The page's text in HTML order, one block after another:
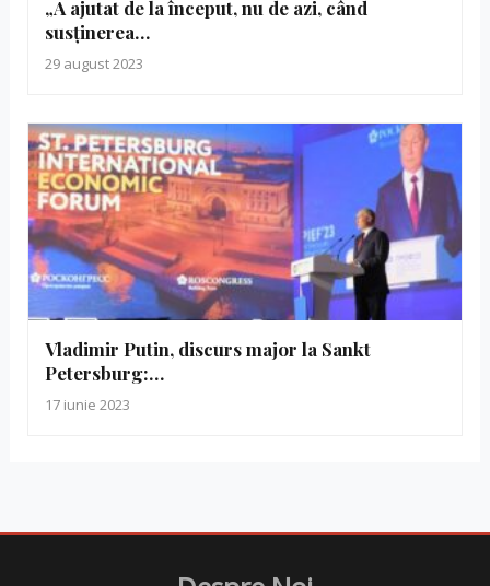
„A ajutat de la început, nu de azi, când
susținerea…
29 august 2023
Vladimir Putin, discurs major la Sankt
Petersburg:…
17 iunie 2023